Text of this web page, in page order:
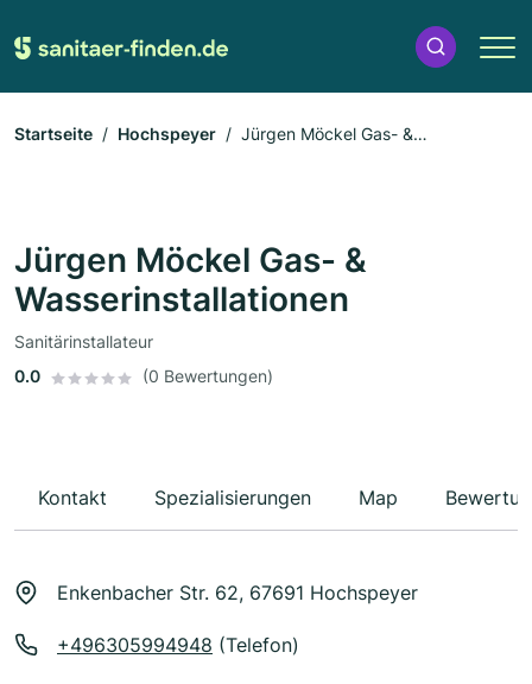
Startseite Hochspeyer
Jürgen Möckel Gas- &
Jürgen Möckel Gas- &
Wasserinstallationen
Sanitärinstallateur
0.0
(0 Bewertungen)
Kontakt Spezialisierungen Map
Enkenbacher Str. 62, 67691 Hochspeyer
+496305994948 (Telefon)